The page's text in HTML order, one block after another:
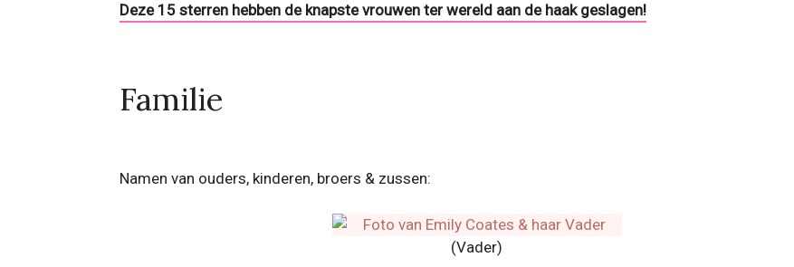
Deze 15 sterren hebben de knapste vrouwen ter wereld aan de haak geslagen!
Familie
Namen van ouders, kinderen, broers & zussen:
(Vader)